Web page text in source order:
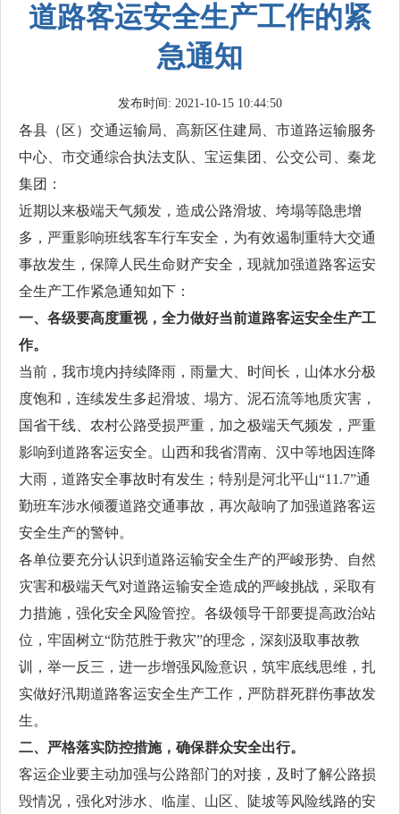
道路客运安全生产工作的紧
急通知
发布时间: 2021-10-15 10:44:50
各县（区）交通运输局、高新区住建局、市道路运输服务
中心、市交通综合执法支队、宝运集团、公交公司、秦龙
集团：
近期以来极端天气频发，造成公路滑坡、垮塌等隐患增
多，严重影响班线客车行车安全，为有效遏制重特大交通
事故发生，保障人民生命财产安全，现就加强道路客运安
全生产工作紧急通知如下：
一、各级要高度重视，全力做好当前道路客运安全生产工
作。
当前，我市境内持续降雨，雨量大、时间长，山体水分极
度饱和，连续发生多起滑坡、塌方、泥石流等地质灾害，
国省干线、农村公路受损严重，加之极端天气频发，严重
影响到道路客运安全。山西和我省渭南、汉中等地因连降
大雨，道路安全事故时有发生；特别是河北平山“11.7”通
勤班车涉水倾覆道路交通事故，再次敲响了加强道路客运
安全生产的警钟。
各单位要充分认识到道路运输安全生产的严峻形势、自然
灾害和极端天气对道路运输安全造成的严峻挑战，采取有
力措施，强化安全风险管控。各级领导干部要提高政治站
位，牢固树立“防范胜于救灾”的理念，深刻汲取事故教
训，举一反三，进一步增强风险意识，筑牢底线思维，扎
实做好汛期道路客运安全生产工作，严防群死群伤事故发
生。
二、严格落实防控措施，确保群众安全出行。
客运企业要主动加强与公路部门的对接，及时了解公路损
毁情况，强化对涉水、临崖、山区、陡坡等风险线路的安